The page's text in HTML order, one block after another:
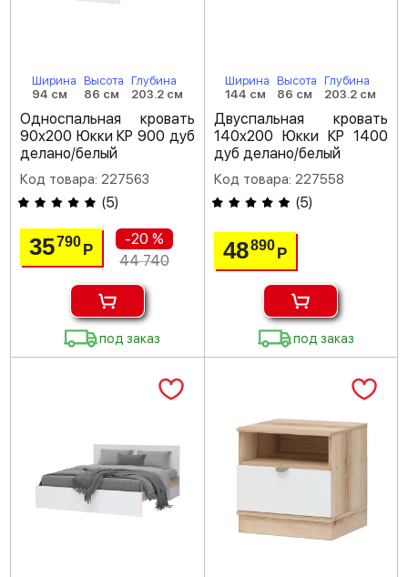
Ширина
94 см
Высота
86 см
Глубина
203.2 см
Односпальная кровать
90х200 Юкки КР 900 дуб
делано/белый
Код товара: 227563
(5)
35790Р
-20 %
44 740
под заказ
Ширина
144 см
Высота
86 см
Глубина
203.2 см
Двуспальная кровать
140х200 Юкки КР 1400
дуб делано/белый
Код товара: 227558
(5)
48890 Р
под заказ